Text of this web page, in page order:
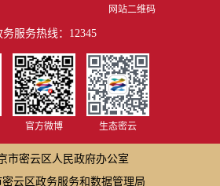
网站二维码
务服务热线：12345
官方微博 生态密云
市密云区人民政府办公室
云区政务服务和数据管理局